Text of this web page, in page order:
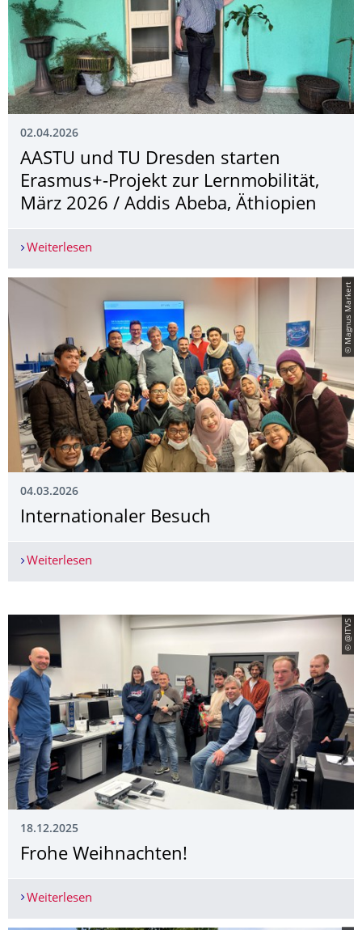
02.04.2026
AASTU und TU Dresden starten
Erasmus+-Projekt zur Lernmobilität,
März 2026 / Addis Abeba, Äthiopien
Weiterlesen
© Magnus Markert
04.03.2026
Internationaler Besuch
Weiterlesen
© @ITVS
18.12.2025
­Frohe Weihnachten!
Weiterlesen